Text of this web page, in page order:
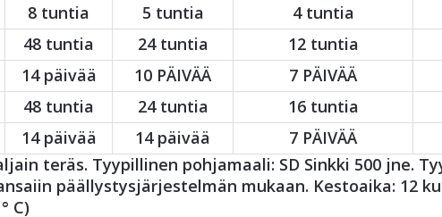
8 tuntia 5 tuntia 4 tuntia
48 tuntia 24 tuntia 12 tuntia
14 päivää 10 PÄIVÄÄ 7 PÄIVÄÄ
48 tuntia 24 tuntia 16 tuntia
14 päivää 14 päivää 7 PÄIVÄÄ
teräs. Tyypillinen pohjamaali: SD Sinkki 500 jne.
päällystysjärjestelmän mukaan. Kestoaika: 12
C)